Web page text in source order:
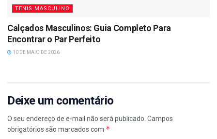
TENIS MASCULINO
Calçados Masculinos: Guia Completo Para
Encontrar o Par Perfeito
10 DE MAIO DE 2026
Deixe um comentário
O seu endereço de e-mail não será publicado. Campos
obrigatórios são marcados com *